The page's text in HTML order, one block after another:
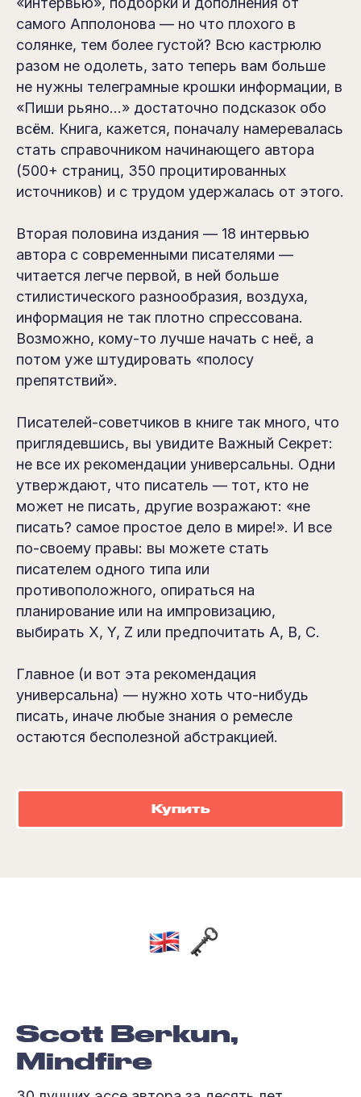
самого Апполонова — но что плохого в
солянке, тем более густой? Всю кастрюлю
разом не одолеть, зато теперь вам больше
не нужны телеграмные крошки информации, в
«Пиши рьяно…» достаточно подсказок обо
всём. Книга, кажется, поначалу намеревалась
стать справочником начинающего автора
(500+ страниц, 350 процитированных
источников) и с трудом удержалась от этого.
Вторая половина издания — 18 интервью
автора с современными писателями —
читается легче первой, в ней больше
стилистического разнообразия, воздуха,
информация не так плотно спрессована.
Возможно, кому-то лучше начать с неё, а
потом уже штудировать «полосу
препятствий».
Писателей-советчиков в книге так много, что
приглядевшись, вы увидите Важный Секрет:
не все их рекомендации универсальны. Одни
утверждают, что писатель — тот, кто не
может не писать, другие возражают: «не
писать? самое простое дело в мире!». И все
по-своему правы: вы можете стать
писателем одного типа или
противоположного, опираться на
планирование или на импровизацию,
выбирать X, Y, Z или предпочитать A, B, С.
Главное (и вот эта рекомендация
универсальна) — нужно хоть что-нибудь
писать, иначе любые знания о ремесле
остаются бесполезной абстракцией.
Купить
Scott Berkun,
Mindfire